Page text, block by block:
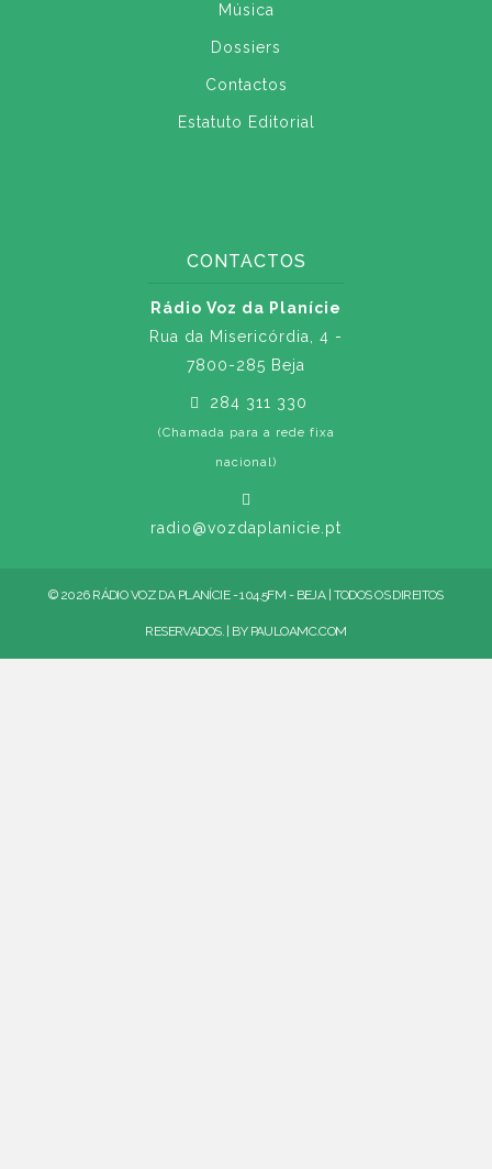
Música
Dossiers
Contactos
Estatuto Editorial
CONTACTOS
Rádio Voz da Planície
Rua da Misericórdia, 4 -
7800-285 Beja
284 311 330
(Chamada para a rede fixa
nacional)
radio@vozdaplanicie.pt
© 2026 RÁDIO VOZ DA PLANÍCIE - 104.5FM - BEJA | TODOS OS DIREITOS
RESERVADOS. | BY PAULOAMC.COM